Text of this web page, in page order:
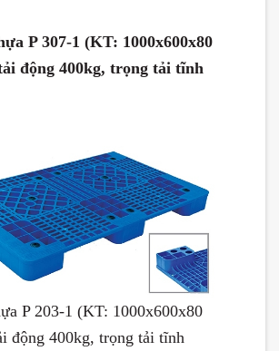
P 307-1 (KT: 1000x600x80
động 400kg, trọng tải tĩnh
P 203-1 (KT: 1000x600x80
động 400kg, trọng tải tĩnh